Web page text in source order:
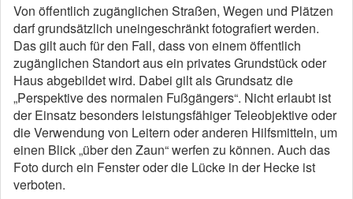
Von öffentlich zugänglichen Straßen, Wegen und Plätzen
darf grundsätzlich uneingeschränkt fotografiert werden.
Das gilt auch für den Fall, dass von einem öffentlich
zugänglichen Standort aus ein privates Grundstück oder
Haus abgebildet wird. Dabei gilt als Grundsatz die
„Perspektive des normalen Fußgängers“. Nicht erlaubt ist
der Einsatz besonders leistungsfähiger Teleobjektive oder
die Verwendung von Leitern oder anderen Hilfsmitteln, um
einen Blick „über den Zaun“ werfen zu können. Auch das
Foto durch ein Fenster oder die Lücke in der Hecke ist
verboten.